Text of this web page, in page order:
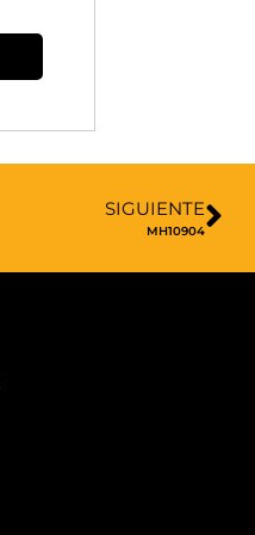
SIGUIENTE
MH10904